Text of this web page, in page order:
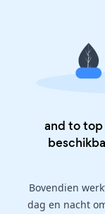
and to
Bovendien
dag en nacht